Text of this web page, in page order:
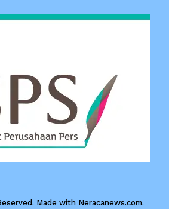
Made with Neracanews.com.